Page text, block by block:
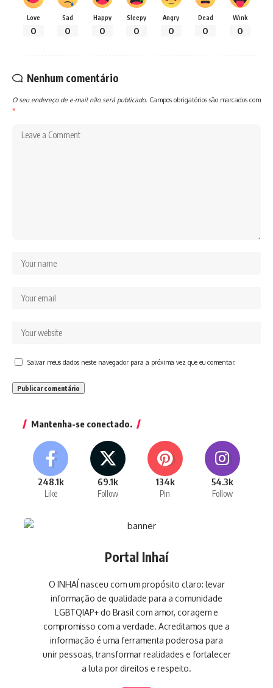
Love
0
Sad
0
Happy
0
Sleepy
0
Angry
0
Dead
0
Wink
0
Nenhum comentário
O seu endereço de e-mail não será publicado. Campos obrigatórios são marcados com
*
Salvar meus dados neste navegador para a próxima vez que eu comentar.
Mantenha-se conectado.
248.1k
Like
69.1k
Follow
134k
Pin
54.3k
Follow
Portal Inhaí
O INHAÍ nasceu com um propósito claro: levar
informação de qualidade para a comunidade
LGBTQIAP+ do Brasil com amor, coragem e
compromisso com a verdade. Acreditamos que a
informação é uma ferramenta poderosa para
unir pessoas, transformar realidades e fortalecer
a luta por direitos e respeito.